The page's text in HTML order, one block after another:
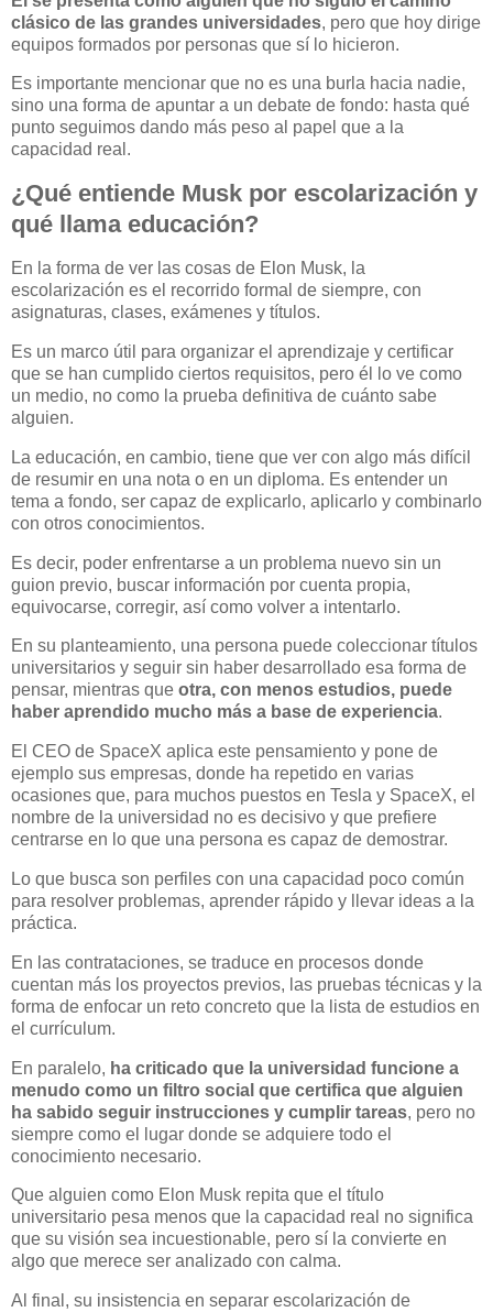
clásico de las grandes universidades, pero que hoy dirige
equipos formados por personas que sí lo hicieron.
Es importante mencionar que no es una burla hacia nadie,
sino una forma de apuntar a un debate de fondo: hasta qué
punto seguimos dando más peso al papel que a la
capacidad real.
¿Qué entiende Musk por escolarización y
qué llama educación?
En la forma de ver las cosas de Elon Musk, la
escolarización es el recorrido formal de siempre, con
asignaturas, clases, exámenes y títulos.
Es un marco útil para organizar el aprendizaje y certificar
que se han cumplido ciertos requisitos, pero él lo ve como
un medio, no como la prueba definitiva de cuánto sabe
alguien.
La educación, en cambio, tiene que ver con algo más difícil
de resumir en una nota o en un diploma. Es entender un
tema a fondo, ser capaz de explicarlo, aplicarlo y combinarlo
con otros conocimientos.
Es decir, poder enfrentarse a un problema nuevo sin un
guion previo, buscar información por cuenta propia,
equivocarse, corregir, así como volver a intentarlo.
En su planteamiento, una persona puede coleccionar títulos
universitarios y seguir sin haber desarrollado esa forma de
pensar, mientras que otra, con menos estudios, puede
haber aprendido mucho más a base de experiencia.
El CEO de SpaceX aplica este pensamiento y pone de
ejemplo sus empresas, donde ha repetido en varias
ocasiones que, para muchos puestos en Tesla y SpaceX, el
nombre de la universidad no es decisivo y que prefiere
centrarse en lo que una persona es capaz de demostrar.
Lo que busca son perfiles con una capacidad poco común
para resolver problemas, aprender rápido y llevar ideas a la
práctica.
En las contrataciones, se traduce en procesos donde
cuentan más los proyectos previos, las pruebas técnicas y la
forma de enfocar un reto concreto que la lista de estudios en
el currículum.
En paralelo, ha criticado que la universidad funcione a
menudo como un filtro social que certifica que alguien
ha sabido seguir instrucciones y cumplir tareas, pero no
siempre como el lugar donde se adquiere todo el
conocimiento necesario.
Que alguien como Elon Musk repita que el título
universitario pesa menos que la capacidad real no significa
que su visión sea incuestionable, pero sí la convierte en
algo que merece ser analizado con calma.
Al final, su insistencia en separar escolarización de